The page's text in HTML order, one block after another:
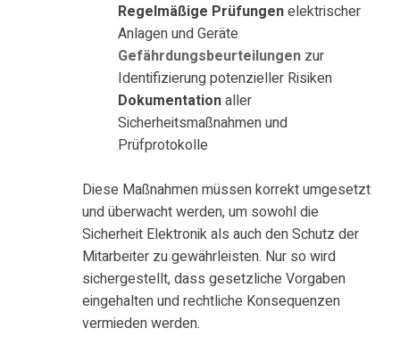
Regelmäßige Prüfungenelektrischer
Anlagen und Geräte
Gefährdungsbeurteilungen zur
Identifizierung potenzieller Risiken
Dokumentationaller
Sicherheitsmaßnahmen und
Prüfprotokolle
Diese Maßnahmen müssen korrekt umgesetzt
und überwacht werden, um sowohl die
Sicherheit Elektronik als auch den Schutz der
Mitarbeiter zu gewährleisten. Nur so wird
sichergestellt, dass gesetzliche Vorgaben
eingehalten und rechtliche Konsequenzen
vermieden werden.